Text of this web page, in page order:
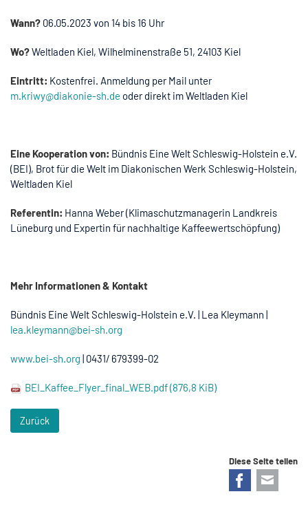
Wann? 06.05.2023 von 14 bis 16 Uhr
Wo?Weltladen Kiel, Wilhelminenstraße 51, 24103 Kiel
Eintritt: Kostenfrei. Anmeldung per Mail unter
m.kriwy@diakonie-sh.de oder direkt im Weltladen Kiel
Eine Kooperation von: Bündnis Eine Welt Schleswig-Holstein e.V.
(BEI), Brot für die Welt im Diakonischen Werk Schleswig-Holstein,
Weltladen Kiel
Referentin: Hanna Weber (Klimaschutzmanagerin Landkreis
Lüneburg und Expertin für nachhaltige Kaffeewertschöpfung)
Mehr Informationen & Kontakt
Bündnis Eine Welt Schleswig-Holstein e.V. | Lea Kleymann |
lea.kleymann@bei-sh.org
www.bei-sh.org | 0431/ 679399-02
BEI_Kaffee_Flyer_final_WEB.pdf(876,8 KiB)
Zurück
Diese Seite teilen
Facebook